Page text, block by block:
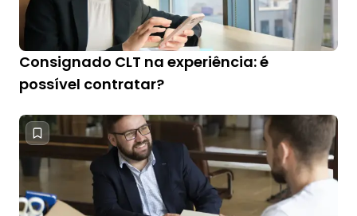
Consignado CLT na experiência: é
possível contratar?